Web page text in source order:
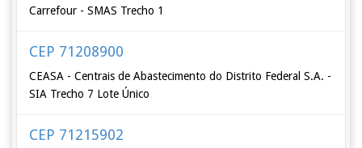
Carrefour - SMAS Trecho 1
CEP 71208900
CEASA - Centrais de Abastecimento do Distrito Federal S.A. -
SIA Trecho 7 Lote Único
CEP 71215902